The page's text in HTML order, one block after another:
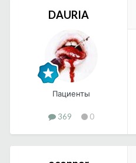
DAURIA
Пациенты
369 0